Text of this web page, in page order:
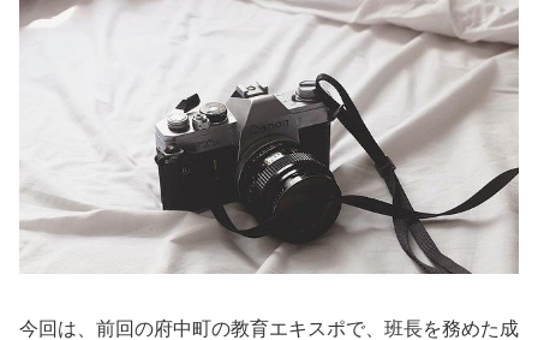
今回は、前回の府中町の教育エキスポで、班長を務めた成